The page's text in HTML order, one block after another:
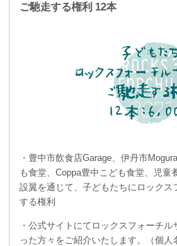
ご馳走する権利 12本
・豊中市飲食店Garage、伊丹市
も食堂、Coppa豊中こども食堂、児童
設翼を通じて、子どもたちにロックス
する権利
・公式サイトにてロックスフォーチ
った方々をご紹介いたします。（個人